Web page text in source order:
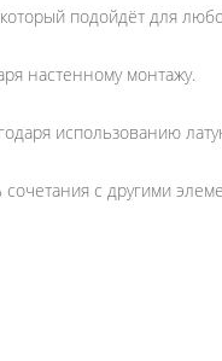
подойдёт для
настенному монтажу.
использованию
с другими